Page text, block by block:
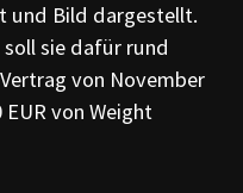
und Bild dargestellt.
soll sie dafür rund
von November
EUR von Weight